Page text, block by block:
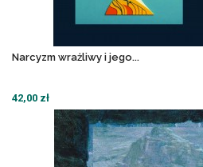
Narcyzm wrażliwy i jego...
42,00 zł